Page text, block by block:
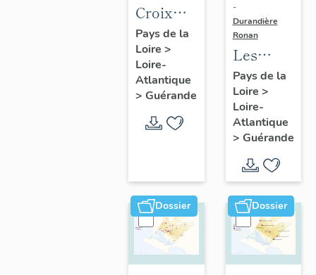
Croix
monumentales,
croix de
chemin,
calvaires
oratoires
Pays de la
Loire >
Loire-
Atlantique
> Guérande
-
Durandière
Ronan
Les
moulins
de
Guérande
Pays de la
Loire >
Loire-
Atlantique
> Guérande
Dossier Dossier